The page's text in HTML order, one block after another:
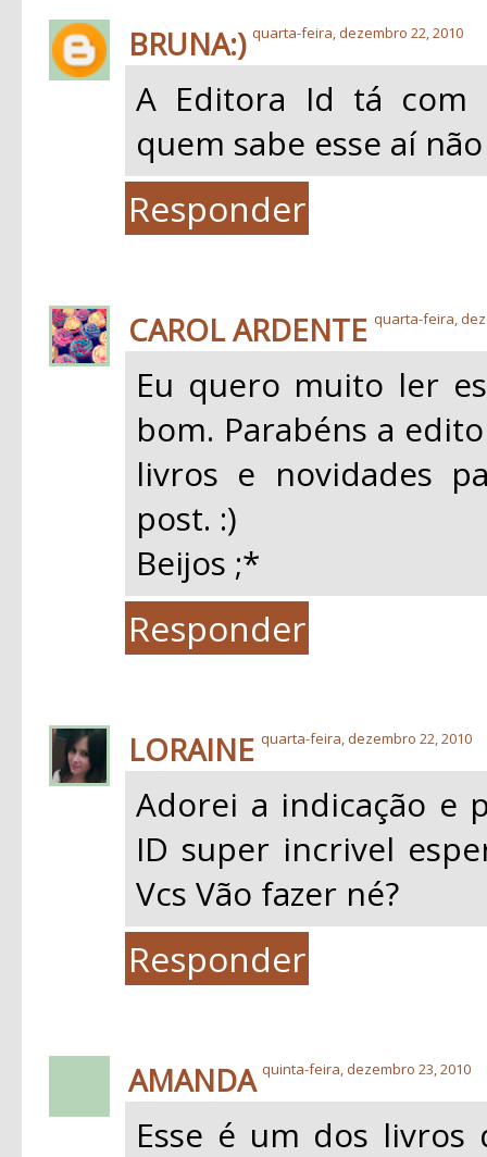
BRUNA:) quarta-feira, dezembro 22, 2010
A Editora Id tá com
quem sabe esse aí
Responder
CAROL ARDENTE quarta-feira,
Eu quero muito ler
bom. Parabéns a
livros e novidades
post. :)
Beijos ;*
Responder
LORAINE quarta-feira, dezembro 22, 2010
Adorei a indicação e
ID super incrivel
Vcs Vão fazer né?
Responder
AMANDA quinta-feira, dezembro 23, 2010
Esse é um dos